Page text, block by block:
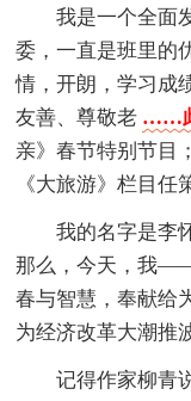
我是一个全面
委，一直是班里的
情，开朗，学习成
友善、尊敬老 ……
亲》春节特别节目
《大旅游》栏目任
我的名字是李
那么，今天，我
春与智慧，奉献给
为经济改革大潮推
记得作家柳青